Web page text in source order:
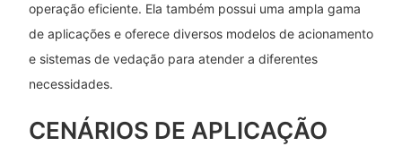
operação eficiente. Ela também possui uma ampla gama
de aplicações e oferece diversos modelos de acionamento
e sistemas de vedação para atender a diferentes
necessidades.
CENÁRIOS DE APLICAÇÃO